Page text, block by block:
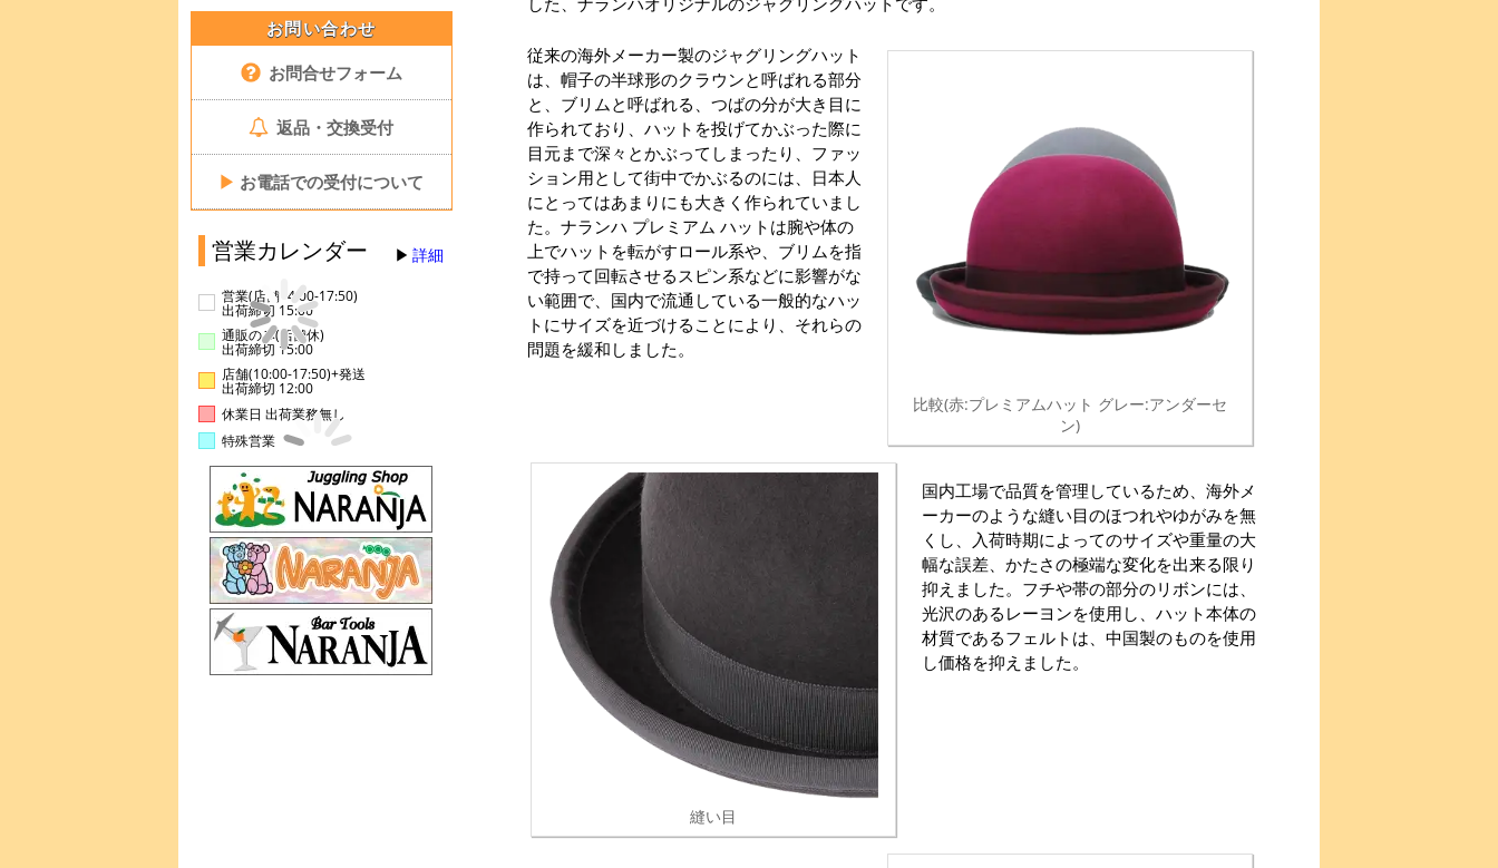
お問い合わせ
お問合せフォーム
返品・交換受付
▶ お電話での受付について
営業カレンダー 詳細
営業(店舗14:00-17:50)
出荷締切 15:00
通販のみ(店舗休)
出荷締切 15:00
店舗(10:00-17:50)+発送
出荷締切 12:00
休業日 出荷業務無し
特殊営業
比較(赤:プレミアムハット グレー:アンダーセ
ン)
従来の海外メーカー製のジャグリングハット
は、帽子の半球形のクラウンと呼ばれる部分
と、ブリムと呼ばれる、つばの分が大き目に
作られており、ハットを投げてかぶった際に
目元まで深々とかぶってしまったり、ファッ
ション用として街中でかぶるのには、日本人
にとってはあまりにも大きく作られていまし
た。ナランハ プレミアム ハットは腕や体の
上でハットを転がすロール系や、ブリムを指
で持って回転させるスピン系などに影響がな
い範囲で、国内で流通している一般的なハッ
トにサイズを近づけることにより、それらの
問題を緩和しました。
縫い目
国内工場で品質を管理しているため、海外メ
ーカーのような縫い目のほつれやゆがみを無
くし、入荷時期によってのサイズや重量の大
幅な誤差、かたさの極端な変化を出来る限り
抑えました。フチや帯の部分のリボンには、
光沢のあるレーヨンを使用し、ハット本体の
材質であるフェルトは、中国製のものを使用
し価格を抑えました。